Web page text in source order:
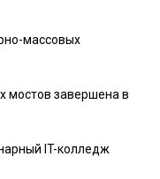
массовых
мостов завершена в
IT-колледж